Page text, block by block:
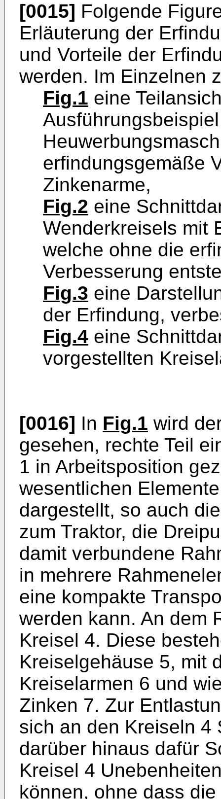
[0015] Folgende
Erläuterung der
und Vorteile der
werden. Im Einzelnen
Fig.1 eine
erfindungsgemäße
Zinkenarme,
Fig.2 eine
Wenderkreisels mit
welche ohne die
Verbesserung
Fig.3 eine
der Erfindung,
Fig.4 eine
vorgestellten
[0016] In Fig.1 wird
gesehen, rechte Teil
1 in Arbeitsposition
wesentlichen
dargestellt, so auch
zum Traktor, die
damit verbundene
in mehrere
eine kompakte
werden kann. An dem
Kreisel 4. Diese
Kreiselgehäuse 5, mit
Kreiselarmen 6 und
Zinken 7. Zur
sich an den Kreiseln 4
darüber hinaus dafür
Kreisel 4
können, ohne dass